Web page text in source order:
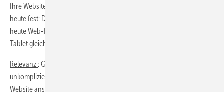
Ihre Website nach neuestem Stand programmieren lassen und stellen
heute fest: Diese ist nicht für mobile Anwendungen geeignet. Nur wer
heute Web-Technik verwendet, die auf PC und auf Smartphone und
Tablet gleichermaßen gut funktioniert, kann beim Kunden punkten.
Relevanz : Grundsätzlich gilt, je einfacher, schneller und
unkomplizierter ein Kunde zum Ziel kommt, desto besser. Ist Ihre
Website ansprechend gestaltet, interessant, deckt sie die wichtigsten